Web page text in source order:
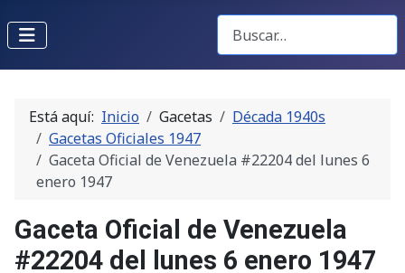
Buscar Gacetas
Está aquí: Inicio Gacetas
Década 1940s
Gacetas Oficiales 1947
Gaceta Oficial de Venezuela #22204 del lunes 6
enero 1947
Gaceta Oficial de Venezuela
#22204 del lunes 6 enero 1947